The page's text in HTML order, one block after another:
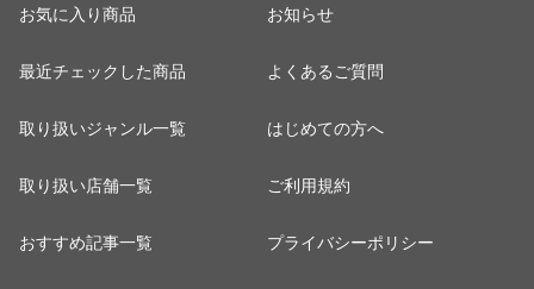
お気に入り商品
最近チェックした商品
取り扱いジャンル一覧
取り扱い店舗一覧
おすすめ記事一覧
お知らせ
よくあるご質問
はじめての方へ
ご利用規約
プライバシーポリシー